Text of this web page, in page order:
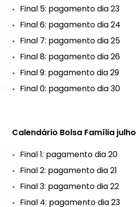
Final 5: pagamento dia 23
Final 6: pagamento dia 24
Final 7: pagamento dia 25
Final 8: pagamento dia 26
Final 9: pagamento dia 29
Final 0: pagamento dia 30
Calendário Bolsa Família julho
Final 1: pagamento dia 20
Final 2: pagamento dia 21
Final 3: pagamento dia 22
Final 4: pagamento dia 23